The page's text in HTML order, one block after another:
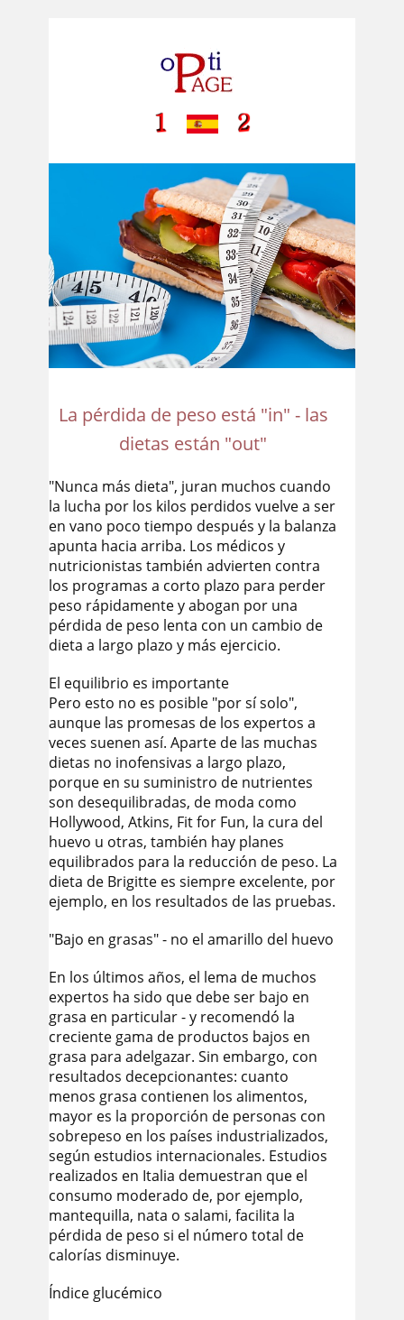
La pérdida de peso está "in" - las
dietas están "out"
"Nunca más dieta", juran muchos cuando
la lucha por los kilos perdidos vuelve a ser
en vano poco tiempo después y la balanza
apunta hacia arriba. Los médicos y
nutricionistas también advierten contra
los programas a corto plazo para perder
peso rápidamente y abogan por una
pérdida de peso lenta con un cambio de
dieta a largo plazo y más ejercicio.
El equilibrio es importante
Pero esto no es posible "por sí solo",
aunque las promesas de los expertos a
veces suenen así. Aparte de las muchas
dietas no inofensivas a largo plazo,
porque en su suministro de nutrientes
son desequilibradas, de moda como
Hollywood, Atkins, Fit for Fun, la cura del
huevo u otras, también hay planes
equilibrados para la reducción de peso. La
dieta de Brigitte es siempre excelente, por
ejemplo, en los resultados de las pruebas.
"Bajo en grasas" - no el amarillo del huevo
En los últimos años, el lema de muchos
expertos ha sido que debe ser bajo en
grasa en particular - y recomendó la
creciente gama de productos bajos en
grasa para adelgazar. Sin embargo, con
resultados decepcionantes: cuanto
menos grasa contienen los alimentos,
mayor es la proporción de personas con
sobrepeso en los países industrializados,
según estudios internacionales. Estudios
realizados en Italia demuestran que el
consumo moderado de, por ejemplo,
mantequilla, nata o salami, facilita la
pérdida de peso si el número total de
calorías disminuye.
Índice glucémico